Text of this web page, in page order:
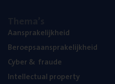
Aan­spra­ke­lijk­heid
Beroeps­aan­spra­ke­lijk­heid
Cyber& fraude
Intel­lec­tu­al property